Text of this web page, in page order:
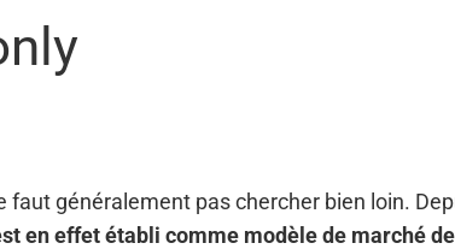
faut généralement pas chercher bien loin.
en effet établi comme modèle de marché